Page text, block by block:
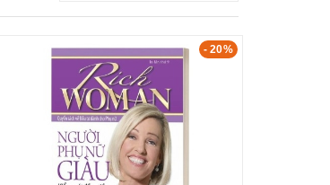
- 20%